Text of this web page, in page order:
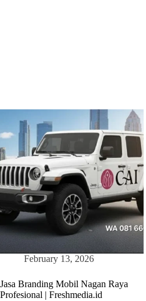
February 13, 2026
Jasa Branding Mobil Nagan Raya
Profesional | Freshmedia.id